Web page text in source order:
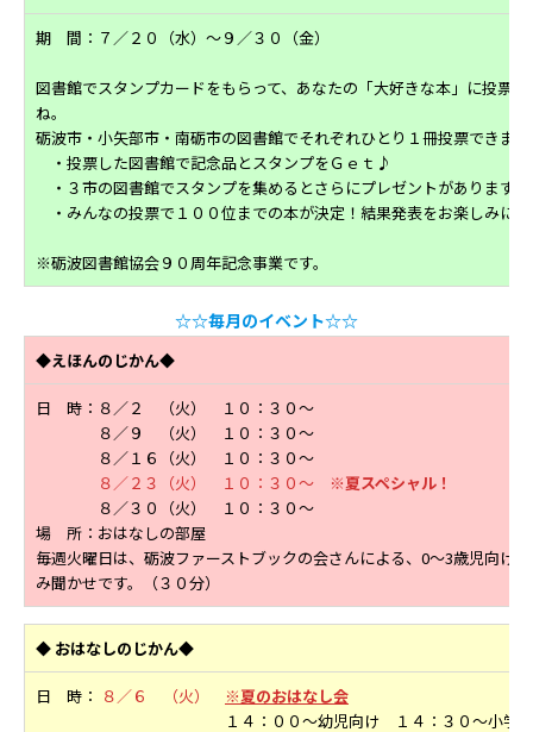
期 間：７／２０（水）～９／３０（金）
図書館でスタンプカードをもらって、あなたの「大好きな本」に投票し
ね。
砺波市・小矢部市・南砺市の図書館でそれぞれひとり１冊投票できま
・投票した図書館で記念品とスタンプをＧｅｔ♪
・３市の図書館でスタンプを集めるとさらにプレゼントがあります。
・みんなの投票で１００位までの本が決定！結果発表をお楽しみに♪
※砺波図書館協会９０周年記念事業です。
☆☆毎月のイベント☆☆
◆えほんのじかん◆
日 時：８／２ （火） １０：３０～
８／９ （火） １０：３０～
８／１６（火） １０：３０～
８／２３（火） １０：３０～
※夏スペシャル！
８／３０（火） １０：３０～
場 所：おはなしの部屋
毎週火曜日は、砺波ファーストブックの会さんによる、0～3歳児向け
み聞かせです。（３０分）
◆ おはなしのじかん◆
日 時： ８／６ （火）
※夏のおはなし会
１４：００～幼児向け １４：３０～小学生